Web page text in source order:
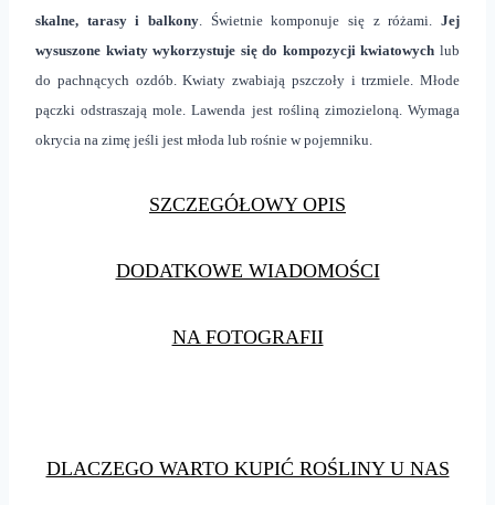
skalne, tarasy i balkony . Świetnie komponuje się z różami.
Jej
wysuszone kwiaty wykorzystuje się do kompozycji kwiatowych lub
do pachnących ozdób. Kwiaty zwabiają pszczoły i trzmiele. Młode
pączki odstraszają mole. Lawenda jest rośliną zimozieloną. Wymaga
okrycia na zimę jeśli jest młoda lub rośnie w pojemniku.
SZCZEGÓŁOWY OPIS
DODATKOWE WIADOMOŚCI
NA FOTOGRAFII
DLACZEGO WARTO KUPIĆ ROŚLINY U NAS